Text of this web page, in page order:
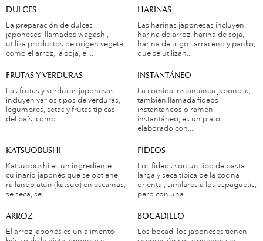
DULCES
La preparación de dulces
japoneses, llamados wagashi,
utiliza productos de origen vegetal
como el arroz, la soja, el...
HARINAS
Las harinas japonesas incluyen
harina de arroz, harina de soja,
harina de trigo sarraceno y panko,
que se utilizan...
FRUTAS Y VERDURAS
Las frutas y verduras japonesas
incluyen varios tipos de verduras,
legumbres, setas y frutas típicas
del país, como...
INSTANTÁNEO
La comida instantánea japonesa,
también llamada fideos
instantáneos o ramen
instantáneo, es un plato
elaborado con...
KATSUOBUSHI
Katsuobushi es un ingrediente
culinario japonés que se obtiene
rallando atún (katsuo) en escamas,
se seca, se...
FIDEOS
Los fideos son un tipo de pasta
larga y seca típica de la cocina
oriental, similares a los espaguetis,
pero con una...
ARROZ
El arroz japonés es un alimento
BOCADILLO
Los bocadillos japoneses tienen